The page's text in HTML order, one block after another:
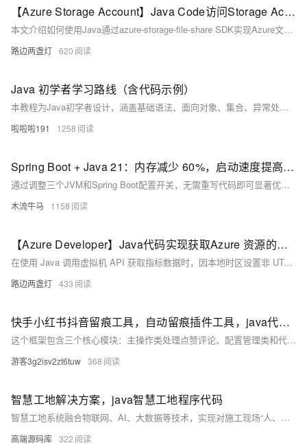
【Azure Storage Account】Java Code访问Storage Account File Share的上传和下载代码示例
本文介绍如何使用Java通过azure-storage-file-share SDK实现Azure文件共享的上传下载。包含依赖引入、客户端创建及完整示例代码，助你快速集成Azure File Share功能。
路边两盏灯 620
Java 初学者学习路线（含代码示例）
本教程为Java初学者设计，涵盖基础语法、面向对象、集合、异常处理、文件操作、多线程、JDBC、Servlet及MyBatis等内容，每阶段配核心代码示例，强调动手实践，助你循序渐进掌握Java编程。
啦啦啦191 1258
Spring Boot + Java 21：内存减少 60%，启动速度提高 30% — 零代码
通过调整三个JVM和Spring Boot配置开关，无需重写代码即可显著优化Java应用性能：内存减少60%，启动速度提升30%。适用于所有在JVM上运行API的生产团队，低成本实现高效能。
木流牛马 1158
【Azure Developer】Java代码实现获取Azure 资源的指标数据却报错 "invalid time interval input"
在使用 Java 调用虚拟机 API 获取指标数据时，因本地时区设置非 UTC，导致时间格式解析错误。解决方法是在代码中手动指定时区为 UTC，使用 `ZoneOffset.ofHours(0)` 并结合 `withOffsetSameInstant` 方法进行时区转换，从而避免因时区差异引发的时间格式问题。
路边两盏灯 433
快手小红书抖音留痕工具，自动留痕插件工具，java代码开源
这个框架包含三个核心模块：主操作类处理点赞评论、配置管理类和代理管理类。使用时需要配合
游客3g2isv2zt6tuw 368
智慧工地解决方案，java智慧工地程序代码
智慧工地系统融合物联网、AI、大数据等技术，实现对施工现场“人、机、料、法、环”的全面智能监控与管理，提升安全、效率与决策水平。
高端源码库 322